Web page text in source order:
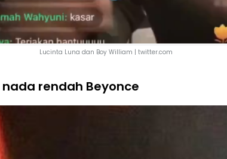
Lucinta Luna dan Boy William | twitter.com
rendah Beyonce